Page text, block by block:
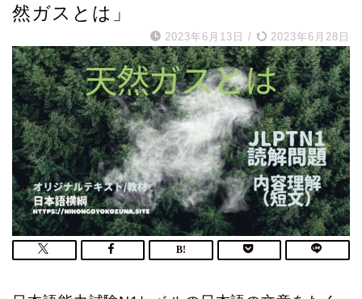
然ガスとは」
2023年6月13日 / 2023年6月28日